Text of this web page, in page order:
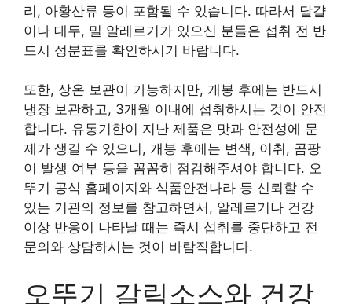
리, 아황산류 등이 포함될 수 있습니다. 따라서 달걀
이나 대두, 밀 알레르기가 있으신 분들은 섭취 전 반
드시 성분표를 확인하시기 바랍니다.
또한, 상온 보관이 가능하지만, 개봉 후에는 반드시
냉장 보관하고, 3개월 이내에 섭취하시는 것이 안전
합니다. 유통기한이 지난 제품은 맛과 안전성에 문
제가 생길 수 있으니, 개봉 후에는 변색, 이취, 곰팡
이 발생 여부 등을 꼼꼼히 점검해주셔야 합니다. 오
뚜기 공식 홈페이지와 식품안전나라 등 신뢰할 수
있는 기관의 정보를 참고하면서, 알레르기나 건강
이상 반응이 나타날 때는 즉시 섭취를 중단하고 전
문의와 상담하시는 것이 바람직합니다.
오뚜기 갈릭소스와 건강